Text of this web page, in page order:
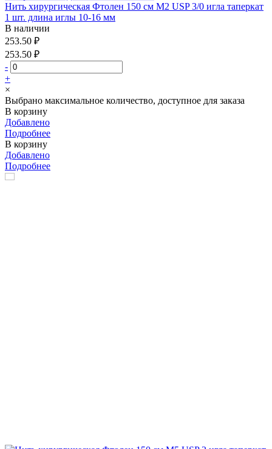
Нить хирургическая Фтолен 150 см М2 USP 3/0 игла таперкат
1 шт. длина иглы 10-16 мм
В наличии
253.50 ₽
253.50 ₽
-
+
×
Выбрано максимальное количество, доступное для заказа
В корзину
Добавлено
Подробнее
В корзину
Добавлено
Подробнее